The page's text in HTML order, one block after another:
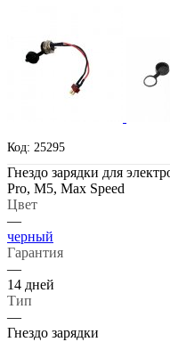
Код: 25295
Гнездо зарядки для
Pro, M5, Max Speed
Цвет
—
черный
Гарантия
—
14 дней
Тип
—
Гнездо зарядки